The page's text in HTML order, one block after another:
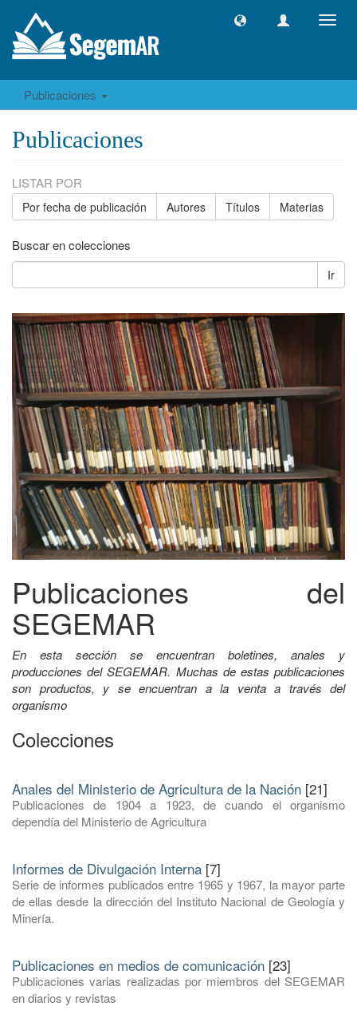
Publicaciones
Publicaciones
LISTAR POR
Por fecha de publicación Autores Títulos Materias
Buscar en colecciones
Ir
Publicaciones del
SEGEMAR
En esta sección se encuentran boletines, anales y
producciones del SEGEMAR. Muchas de estas publicaciones
son productos, y se encuentran a la venta a través del
organismo
Colecciones
Anales del Ministerio de Agricultura de la Nación [21]
Publicaciones de 1904 a 1923, de cuando el organismo
dependía del Ministerio de Agricultura
Informes de Divulgación Interna [7]
Serie de informes publicados entre 1965 y 1967, la mayor parte
de ellas desde la dirección del Instituto Nacional de Geología y
Minería.
Publicaciones en medios de comunicación [23]
Publicaciones varias realizadas por miembros del SEGEMAR
en diarios y revistas